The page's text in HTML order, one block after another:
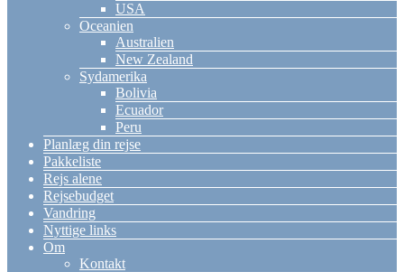
USA
Oceanien
Australien
New Zealand
Sydamerika
Bolivia
Ecuador
Peru
Planlæg din rejse
Pakkeliste
Rejs alene
Rejsebudget
Vandring
Nyttige links
Om
Kontakt